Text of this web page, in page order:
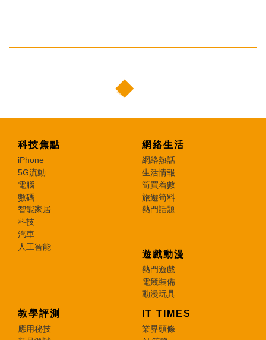
科技焦點
iPhone
5G流動
電腦
數碼
智能家居
科技
汽車
人工智能
網絡生活
網絡熱話
生活情報
筍買着數
旅遊筍料
熱門話題
遊戲動漫
熱門遊戲
電競裝備
動漫玩具
教學評測
應用秘技
IT TIMES
業界頭條